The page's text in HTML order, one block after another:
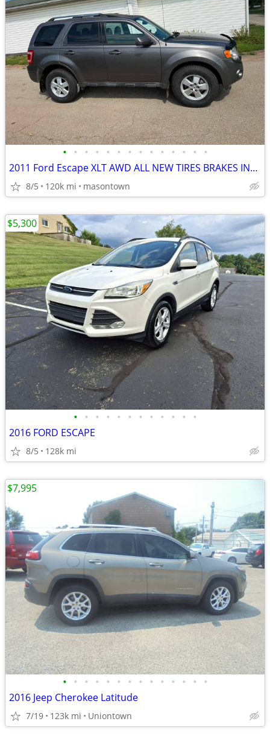
• • • • • • • • • • • • • •
2011 Ford Escape XLT AWD ALL NEW TIRES BRAKES INSPECTION NICE!
8/5 120k mi masontown
• • • • • • • • • • • •
2016 FORD ESCAPE
8/5 128k mi
$5,300
• • • • • • • • • • • • • •
2016 Jeep Cherokee Latitude
7/19 123k mi Uniontown
$7,995